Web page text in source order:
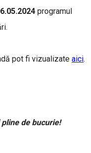
programul
pot fi vizualizate aici.
de bucurie!